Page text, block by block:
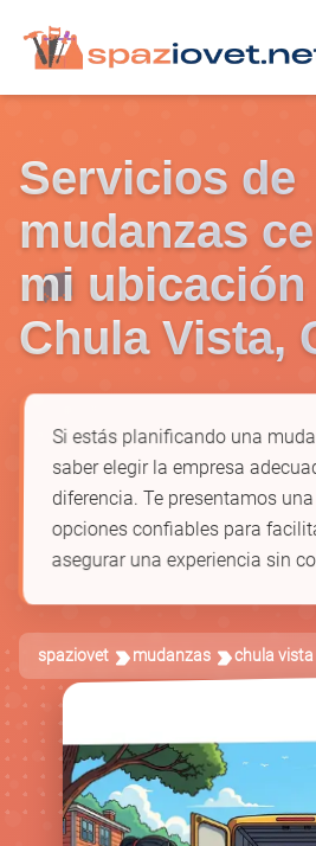
🚚
Servicios de
mudanzas
mi ubicación
Chula Vista,
Si estás planificando una
saber elegir la empresa
diferencia. Te presentamos
opciones confiables para
asegurar una experiencia sin
spaziovet mudanzas chula vista